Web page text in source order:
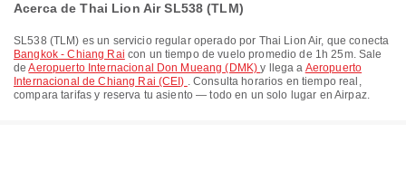
Acerca de Thai Lion Air SL538 (TLM)
SL538 (TLM) es un servicio regular operado por Thai Lion Air, que conecta
Bangkok - Chiang Rai con un tiempo de vuelo promedio de 1h 25m. Sale
deAeropuerto Internacional Don Mueang (DMK)y llega a Aeropuerto
Internacional de Chiang Rai (CEI) . Consulta horarios en tiempo real,
compara tarifas y reserva tu asiento — todo en un solo lugar en Airpaz.